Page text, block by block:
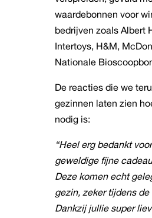
waardebonnen voor
bedrijven zoals Albert
Intertoys, H&M,
Nationale
De reacties die we
gezinnen laten zien
nodig is:
“Heel erg bedankt
geweldige fijne
Deze komen echt
gezin, zeker tijdens de
Dankzij jullie super